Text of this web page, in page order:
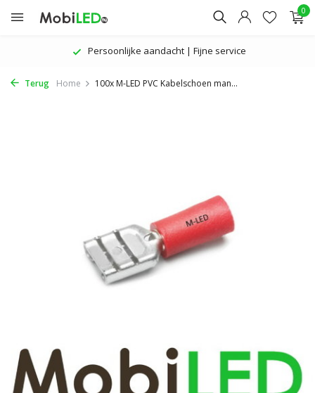
0
Persoonlijke aandacht | Fijne service
Terug Home 100x M-LED PVC Kabelschoen man...